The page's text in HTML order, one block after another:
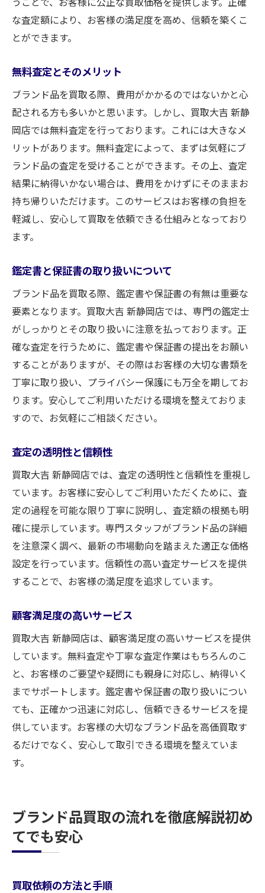
な査定額により、お客様の満足度を高め、信頼を築くこ
とができます。
無料査定とそのメリット
ブランド品を買取る際、費用がかかるのではないかと心
配される方も多いかと思います。しかし、買取大吉 新静
岡店では無料査定を行っております。これには大きなメ
リットがあります。無料査定によって、まずは気軽にブ
ランド品の査定を受けることができます。その上、査定
結果に納得いかない場合は、費用をかけずにそのままお
持ち帰りいただけます。このサービスはお客様の負担を
軽減し、安心して買取を依頼できる仕組みとなっており
ます。
鑑定書と保証書の取り扱いについて
ブランド品を買取る際、鑑定書や保証書の有無は重要な
要素となります。買取大吉 新静岡店では、専門の鑑定士
がしっかりとその取り扱いに注意を払っております。正
確な査定を行うために、鑑定書や保証書の提出をお願い
することがありますが、その際はお客様の大切な書類を
丁寧に取り扱い、プライバシー保護にも万全を期してお
ります。安心してご利用いただける環境を整えておりま
すので、お気軽にご相談ください。
査定の透明性と信頼性
買取大吉 新静岡店では、査定の透明性と信頼性を重視し
ています。お客様に安心してご利用いただくために、査
定の過程を可能な限り丁寧に説明し、査定額の根拠も明
確に提示しています。専門スタッフがブランド品の詳細
を注意深く調べ、最新の市場動向を踏まえた適正な価格
設定を行っています。信頼性の高い査定サービスを提供
することで、お客様の満足度を追求しています。
顧客満足度の高いサービス
買取大吉 新静岡店は、顧客満足度の高いサービスを提供
しています。無料査定や丁寧な査定作業はもちろんのこ
と、お客様のご要望や疑問にも親身に対応し、納得いく
までサポートします。鑑定書や保証書の取り扱いについ
ても、正確かつ迅速に対応し、信頼できるサービスを提
供しています。お客様の大切なブランド品を高価買取す
るだけでなく、安心して取引できる環境を整えていま
す。
ブランド品買取の流れを徹底解説初め
てでも安心
買取依頼の方法と手順